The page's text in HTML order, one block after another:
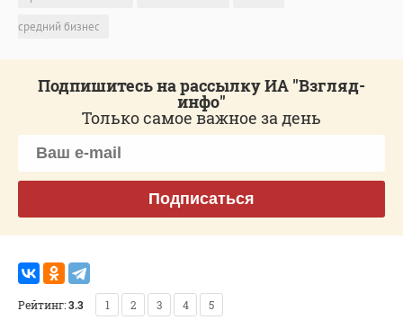
средний бизнес
Подпишитесь на рассылку ИА "Взгляд-
инфо"
Только самое важное за день
Подписаться
Рейтинг:3.3 1 2 3 4 5